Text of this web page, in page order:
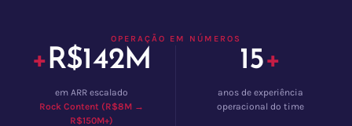
OPERAÇÃO EM NÚMEROS
+R$142M
em ARR escalado
Rock Content (R$8M →
R$150M+)
15+
anos de experiência
operacional do time